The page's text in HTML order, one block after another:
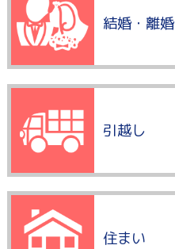
結婚・離婚
引越し
住まい